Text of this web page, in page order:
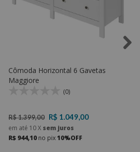
Cômoda Horizontal 6 Gavetas
Maggiore
(0)
R$ 1.399,00 R$ 1.049,00
em até 10X sem juros
R$ 944,10no pix10%OFF